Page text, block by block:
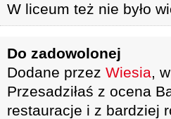
W liceum też nie było
Do zadowolonej
Dodane przez Wiesia,
Przesadziłaś z ocena
restauracje i z bardziej